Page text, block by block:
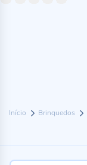
Início Brinquedos